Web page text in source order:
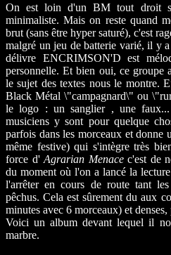
On est loin d'un BM tout droit
minimaliste. Mais on reste quand
brut (sans être hyper saturé), c'est
malgré un jeu de batterie varié, il y
délivre ENCRIMSON'D est
personnelle. Et bien oui, ce groupe
le sujet des textes nous le montre.
Black Métal \"campagnard\" ou
le logo : un sanglier , une faux...
musiciens y sont pour quelque
parfois dans les morceaux et
même festive) qui s'intègre très
force d'Agrarian Menacec'est de
du moment où l'on a lancé la
l'arrêter en cours de route tant
pêchus. Cela est sûrement du aux
minutes avec 6 morceaux) et
Voici un album devant lequel il
marbre.